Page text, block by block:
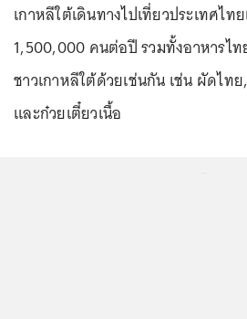
เกาหลีใต้เดินทางไปเที่ยวประเทศไ
1,500,000 คนต่อปี รวมทั้งอาหารไ
ชาวเกาหลีใต้ด้วยเช่นกัน เช่น ผัดไ
และก๋วยเตี๋ยวเนื้อ